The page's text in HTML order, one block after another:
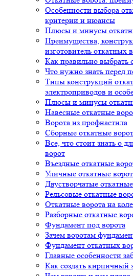
Особенности выбора
критерии и нюансы
Плюсы и минусы
Преимущества,
изготовитель откатных
Как правильно выбрать
Что нужно знать перед
Типы конструкций
электроприводов и
Плюсы и минусы
Навесные откатные
Ворота из профнастила
Сборные откатные
Все, что стоит знать о
ворот
Въездные откатные
Уличные откатные
Двустворчатые
Рельсовые откатные
Откатные ворота на
Разборные откатные
Фундамент под ворота
Зачем воротам
Фундамент откатных
Главные особенности
Как создать кирпичный